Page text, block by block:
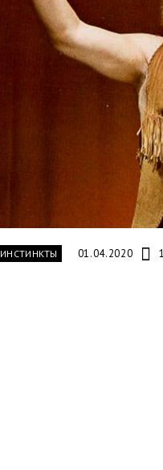
ИНСТИНКТЫ 01.04.2020